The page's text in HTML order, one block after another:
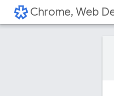
Chrome, Web